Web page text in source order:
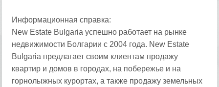
Информационная справка:
New Estate Bulgaria успешно работает на рынке
недвижимости Болгарии с 2004 года. New Estate
Bulgaria предлагает своим клиентам продажу
квартир и домов в городах, на побережье и на
горнолыжных курортах, а также продажу земельных